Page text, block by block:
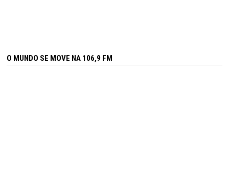
O MUNDO SE MOVE NA 106,9 FM